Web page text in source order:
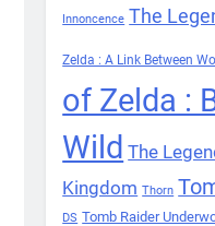
Innoncence The
Zelda : A Link Between
of Zelda :
Wild The
Kingdom Thorn
DS Tomb Raider